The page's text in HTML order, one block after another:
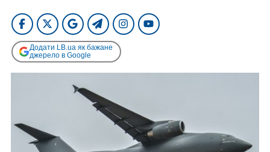
Додати LB.ua як бажане
джерело в Google